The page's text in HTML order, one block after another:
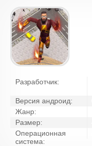
Разработчик:
Версия андроид:
Жанр:
Размер:
Операционная
система: